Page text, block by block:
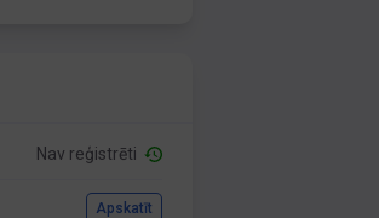
Nav reģistrēti
Apskatīt